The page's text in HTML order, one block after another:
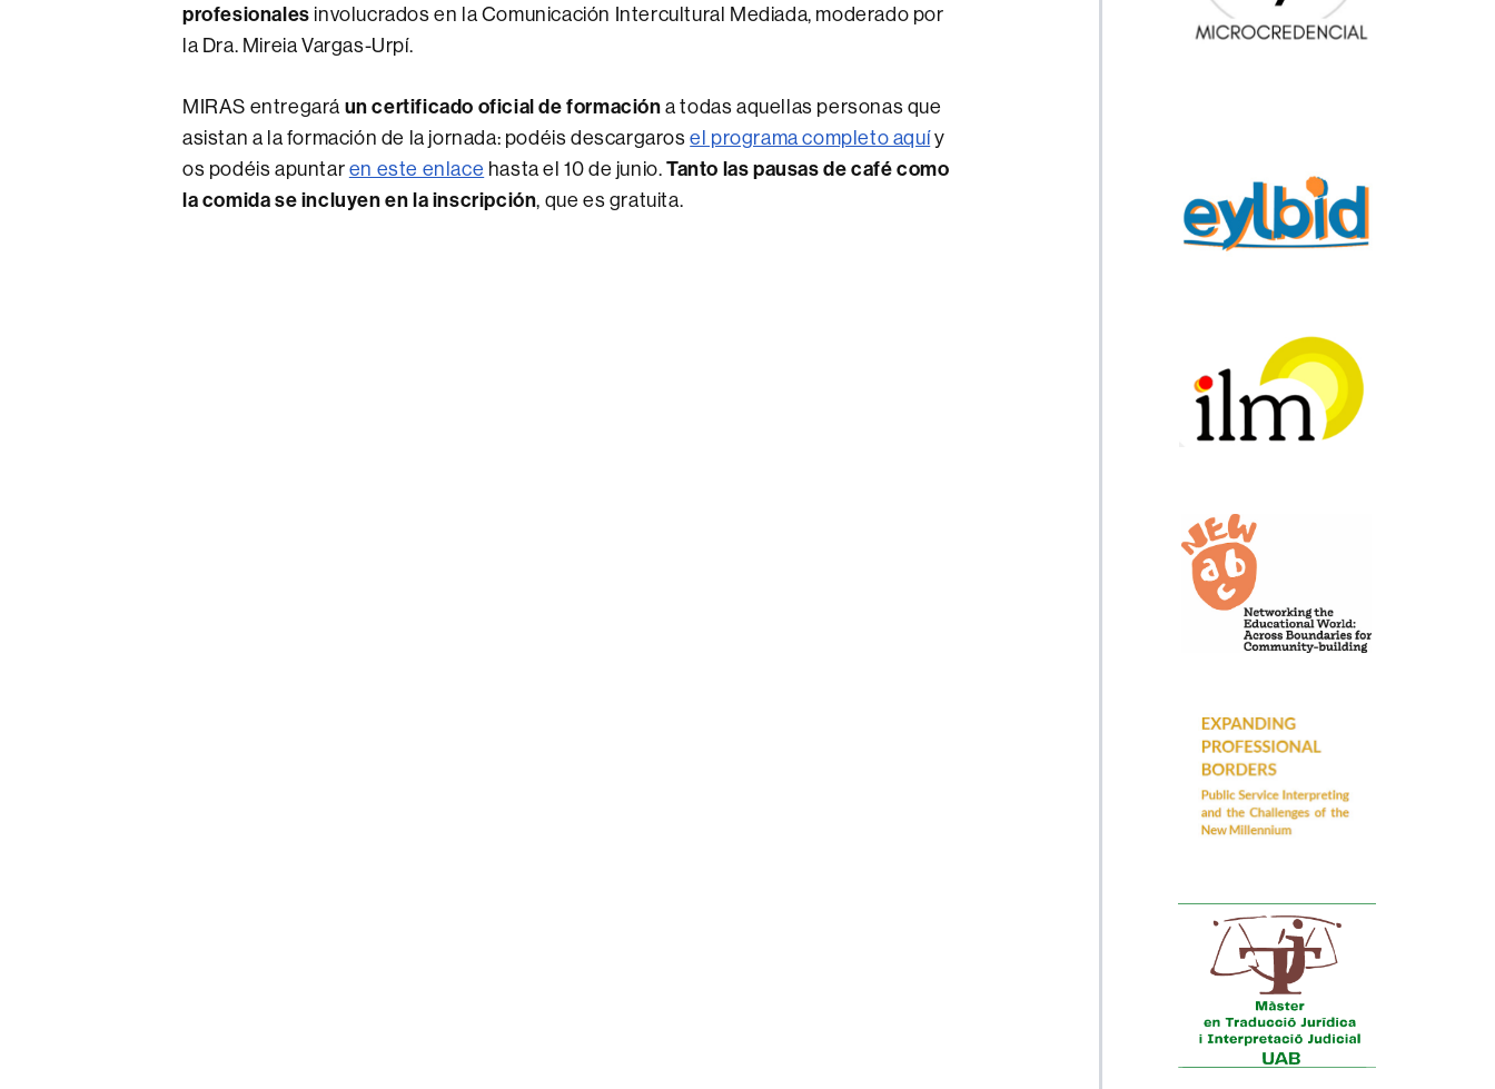
profesionales involucrados en la Comunicación Intercultural Mediada, moderado por
la Dra. Mireia Vargas-Urpí.
MIRAS entregará un certificado oficial de formacióna todas aquellas personas que
asistan a la formación de la jornada: podéis descargarosel programa completo aquíy
os podéis apuntaren este enlace hasta el 10 de junio.Tanto las pausas de café como
la comida se incluyen en la inscripción, que es gratuita.